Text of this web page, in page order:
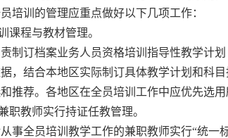
培训的管理应重点做好以下几项工作：
课程与教材管理。
制订档案业务人员资格培训指导性教学计
，结合本地区实际制订具体教学计划和科
推荐。各地区在全员培训工作中应优先选用
职教师实行持证任教管理。
事全员培训教学工作的兼职教师实行“统一